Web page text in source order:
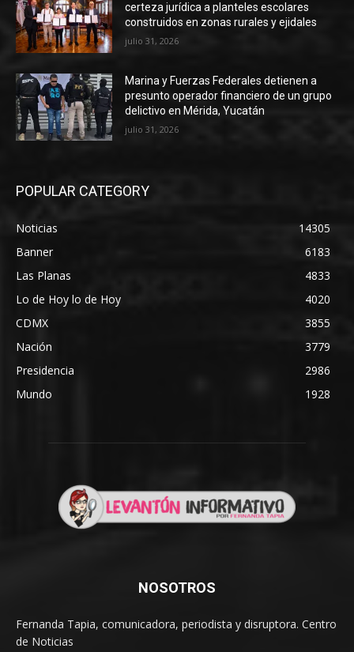
certeza jurídica a planteles escolares
construidos en zonas rurales y ejidales
julio 31, 2026
Marina y Fuerzas Federales detienen a
presunto operador financiero de un grupo
delictivo en Mérida, Yucatán
julio 31, 2026
POPULAR CATEGORY
Noticias
14305
Banner
6183
Las Planas
4833
Lo de Hoy lo de Hoy
4020
CDMX
3855
Nación
3779
Presidencia
2986
Mundo
1928
NOSOTROS
Fernanda Tapia, comunicadora, periodista y disruptora. Centro
de Noticias